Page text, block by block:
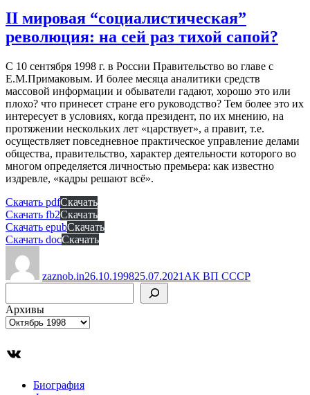
II мировая “социалистическая”
революция: на сей раз тихой сапой?
С 10 сентября 1998 г. в России Правительство во главе с
Е.М.Примаковым. И более месяца аналитики средств
массовой информации и обыватели гадают, хорошо это или
плохо? что принесет стране его руководство? Тем более это их
интересует в условиях, когда президент, по их мнению, на
протяжении нескольких лет «царствует», а правит, т.е.
осуществляет повседневное практическое управление делами
общества, правительство, характер деятельности которого во
многом определяется личностью премьера: как известно
издревле, «кадры решают всё».
Скачать pdfСкачать
Скачать fb2Скачать
Скачать epubСкачать
Скачать docСкачать
zaznob.in26.10.199825.07.2021 АК ВП СССР
Архивы
ВКонтакте
Биография